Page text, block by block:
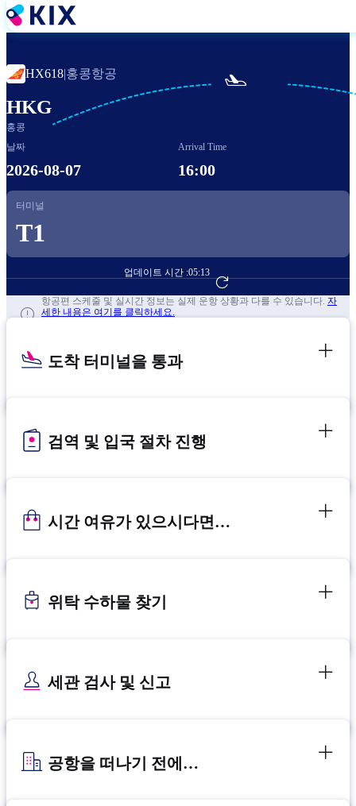
주
요
텐
츠
건
너
뛰
기
HX618|홍콩항공
HKG
홍콩

날짜
2026-08-07
Arrival Time
16:00
터미널
T1
업데이트 시간 :05:13
항공편 예약하기
항공편 스케줄 및 실시간 정보는 실제 운항 상황과 다를 수 있습니다. 자
세한 내용은 여기를 클릭하세요.
도착 터미널을 통과
검역 및 입국 절차 진행
시간 여유가 있으시다면…
위탁 수하물 찾기
세관 검사 및 신고
공항을 떠나기 전에…